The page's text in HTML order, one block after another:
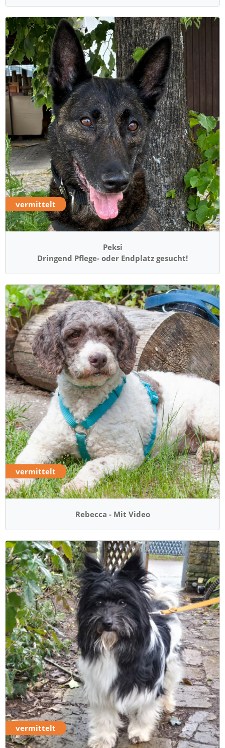
vermittelt
Peksi
Dringend Pflege- oder Endplatz gesucht!
vermittelt
Rebecca - Mit Video
vermittelt